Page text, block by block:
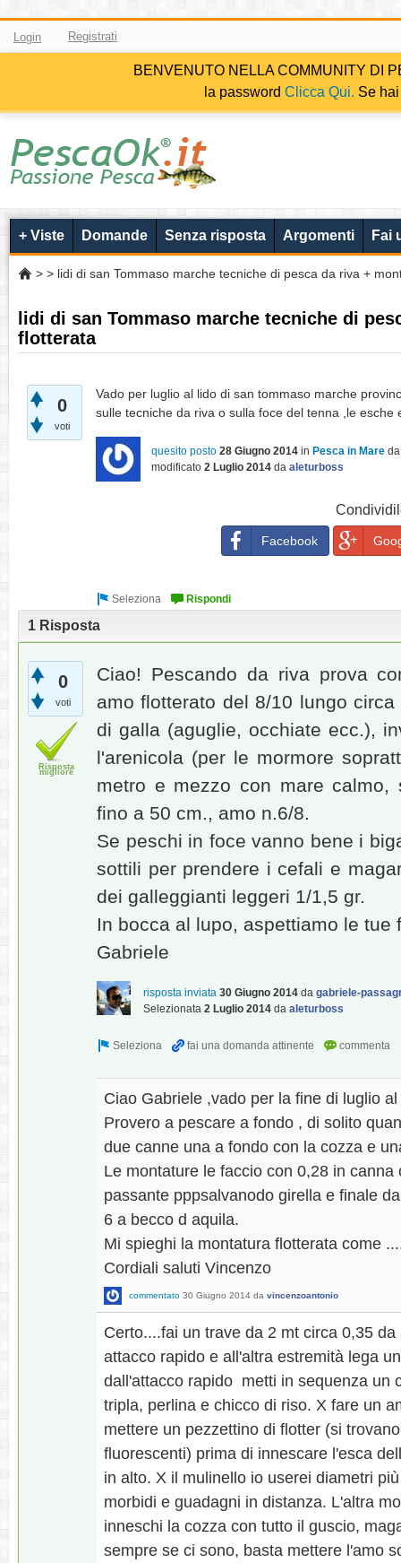
Login Registrati
BENVENUTO NELLA COMMUNITY DI
la password Clicca Qui. Se
+ Viste Domande Senza risposta Argomenti Fai
> > lidi di san Tommaso marche tecniche di pesca da riva +
lidi di san Tommaso marche tecniche di
flotterata
0
voti
Vado per luglio al lido di san tommaso marche
sulle tecniche da riva o sulla foce del tenna ,le esche
quesito posto 28 Giugno 2014 in Pesca in Mare
modificato 2 Luglio 2014 da aleturboss
Facebook
1 Risposta
0
voti
Risposta
migliore
Ciao! Pescando da riva prova
amo flotterato del 8/10 lungo
di galla (aguglie, occhiate ecc.),
l'arenicola (per le mormore
metro e mezzo con mare calmo,
fino a 50 cm., amo n.6/8.
Se peschi in foce vanno bene i
sottili per prendere i cefali e
dei galleggianti leggeri 1/1,5 gr.
In bocca al lupo, aspettiamo le tue
Gabriele
risposta inviata 30 Giugno 2014 da gabriele-
Selezionata 2 Luglio 2014 da aleturboss
Ciao Gabriele ,vado per la fine di luglio
Provero a pescare a fondo , di solito
due canne una a fondo con la cozza e
Le montature le faccio con 0,28 in
passante pppsalvanodo girella e finale
6 a becco d aquila.
Mi spieghi la montatura flotterata come
Cordiali saluti Vincenzo
commentato 30 Giugno 2014 da vincenzoantonio
Certo....fai un trave da 2 mt circa 0,35
attacco rapido e all'altra estremità lega
dall'attacco rapido metti in sequenza un
tripla, perlina e chicco di riso. X fare un
mettere un pezzettino di flotter (si
fluorescenti) prima di innescare l'esca
in alto. X il mulinello io userei diametri
morbidi e guadagni in distanza. L'altra
inneschi la cozza con tutto il guscio,
sempre se ci sono, basta mettere l'amo